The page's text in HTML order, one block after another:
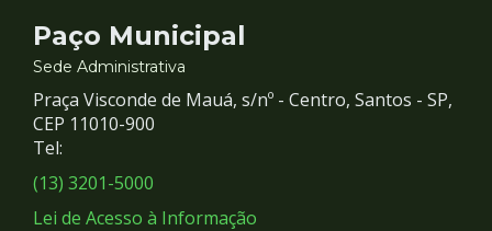
Contato
e
Redes
Sociais
Paço Municipal
Sede Administrativa
Praça Visconde de Mauá, s/nº - Centro, Santos - SP,
CEP 11010-900
Tel:
(13) 3201-5000
Lei de Acesso à Informação